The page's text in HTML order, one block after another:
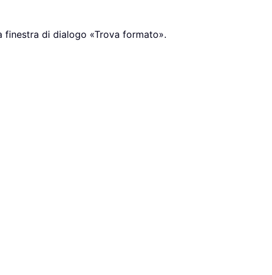
finestra di dialogo «Trova formato».